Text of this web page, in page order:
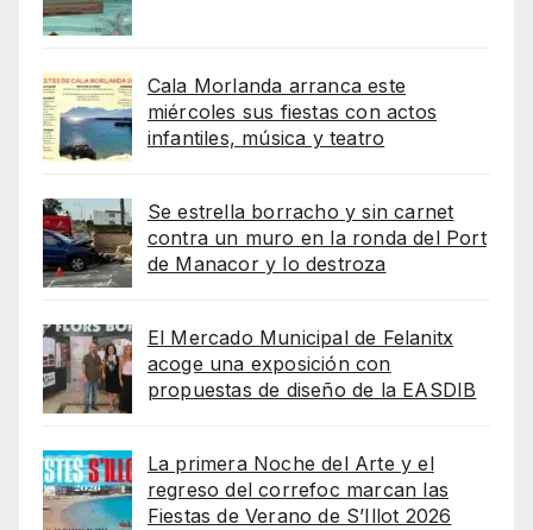
Cala Morlanda arranca este
miércoles sus fiestas con actos
infantiles, música y teatro
Se estrella borracho y sin carnet
contra un muro en la ronda del Port
de Manacor y lo destroza
El Mercado Municipal de Felanitx
acoge una exposición con
propuestas de diseño de la EASDIB
La primera Noche del Arte y el
regreso del correfoc marcan las
Fiestas de Verano de S’Illot 2026